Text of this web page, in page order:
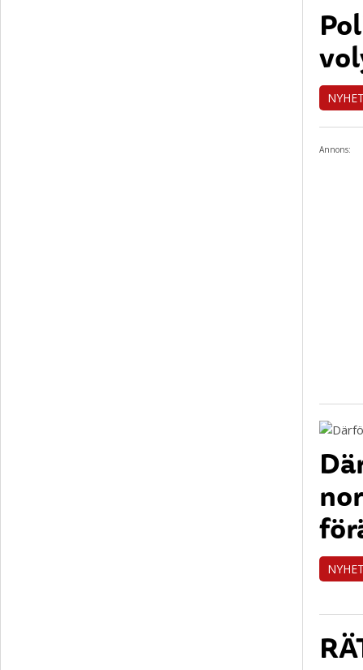
Annons: